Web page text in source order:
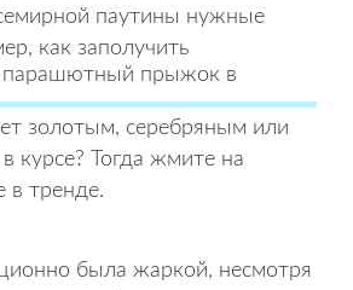
паутины нужные
как заполучить
парашютный прыжок в
золотым, серебряным или
курсе? Тогда жмите на
в тренде.
была жаркой, несмотря